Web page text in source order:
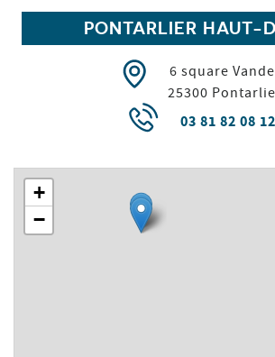
PONTARLIER HAUT-
6 square
25300
03 81 82 08 12
+
−